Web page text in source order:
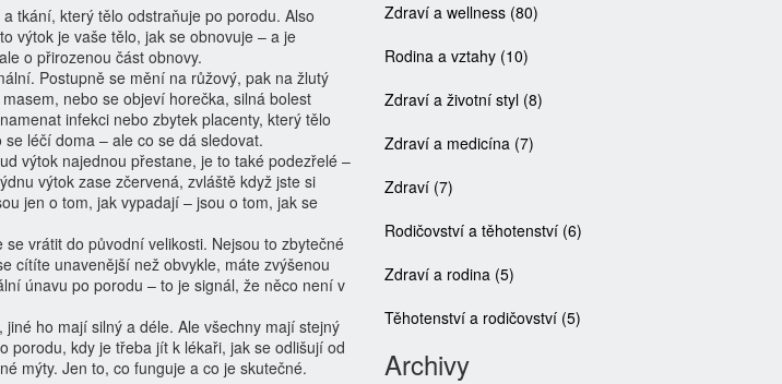
tkání, který tělo odstraňuje po porodu. Also
výtok je vaše tělo, jak se obnovuje – a je
o přirozenou část obnovy.
Postupně se mění na růžový, pak na žlutý
nebo se objeví horečka, silná bolest
infekci nebo zbytek placenty, který tělo
léčí doma – ale co se dá sledovat.
výtok najednou přestane, je to také podezřelé –
výtok zase zčervená, zvláště když jste si
jen o tom, jak vypadají – jsou o tom, jak se
vrátit do původní velikosti. Nejsou to zbytečné
cítíte unavenější než obvykle, máte zvýšenou
únavu po porodu – to je signál, že něco není v
ho mají silný a déle. Ale všechny mají stejný
porodu, kdy je třeba jít k lékaři, jak se odlišují od
mýty. Jen to, co funguje a co je skutečné.
Zdraví a wellness (80)
Rodina a vztahy (10)
Zdraví a životní styl (8)
Zdraví a medicína (7)
Zdraví (7)
Rodičovství a těhotenství (6)
Zdraví a rodina (5)
Těhotenství a rodičovství (5)
Archivy